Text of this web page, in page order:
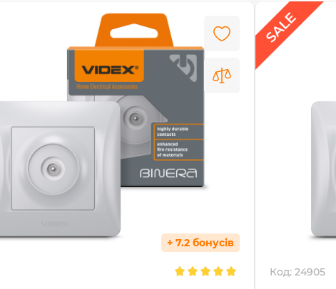
+ 7.2 бонусів
Код: 24905